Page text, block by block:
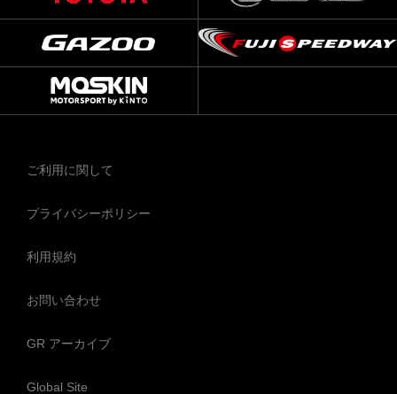
ご利用に関して
プライバシーポリシー
利用規約
お問い合わせ
GR アーカイブ
Global Site